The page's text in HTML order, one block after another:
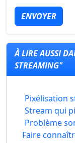
ENVOYER
À LIRE AUSSI
STREAMING"
Pixélisation
Stream qui
Problème
Faire